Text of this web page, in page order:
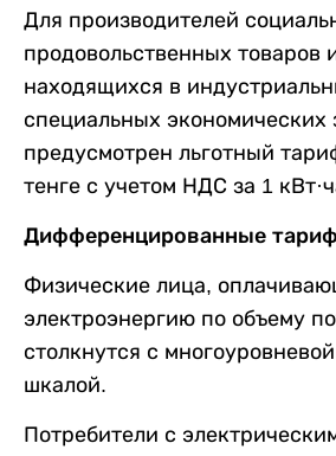
Для производителей
продовольственных товаров
находящихся в
специальных экономических
предусмотрен льготный
тенге с учетом НДС за 1
Дифференцированные
Физические лица,
электроэнергию по объему
столкнутся с
шкалой.
Потребители с